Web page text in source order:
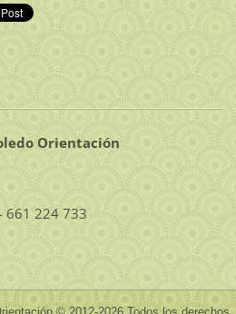
Orientación
661 224 733